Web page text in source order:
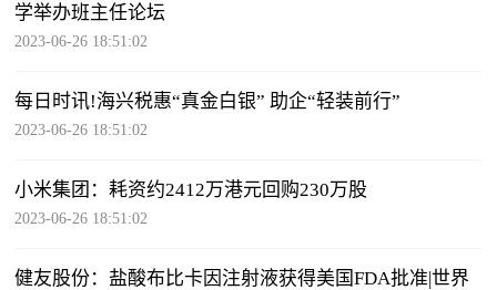
学举办班主任论坛
2023-06-26 18:51:02
每日时讯!海兴税惠“真金白银” 助企“轻装前行”
2023-06-26 18:51:02
小米集团：耗资约2412万港元回购230万股
2023-06-26 18:51:02
健友股份：盐酸布比卡因注射液获得美国FDA批准|世界